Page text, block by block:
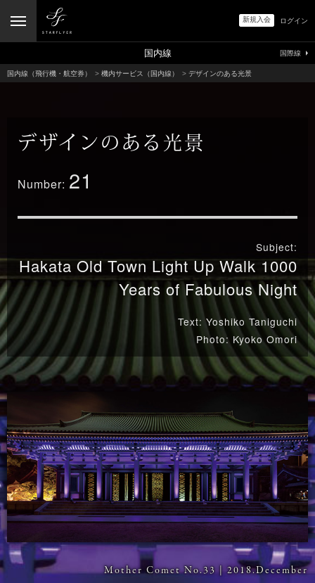
新規入会 ログイン
国内線（飛行機・航空券） > 機内サービス（国内線） > デザインのある光景
デザインのある光景
Number: 21
Subject:
Hakata Old Town Light Up Walk 1000
Years of Fabulous Night
Text: Yoshiko Taniguchi
Photo: Kyoko Omori
Mother Comet No.33 | 2018.December
国内線 国際線